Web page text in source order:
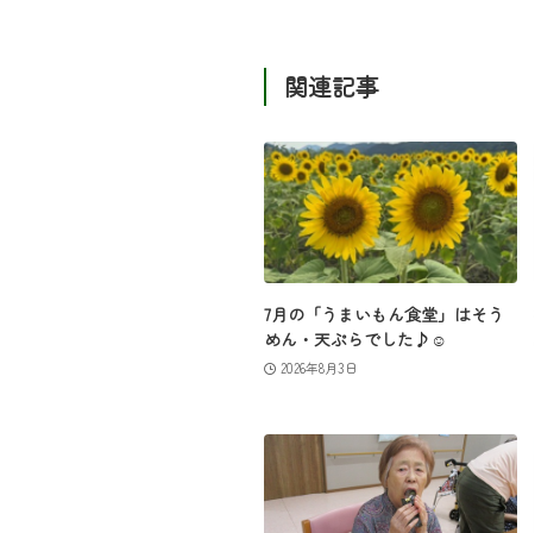
関連記事
7月の「うまいもん食堂」はそう
めん・天ぷらでした♪☺
2026年8月3日